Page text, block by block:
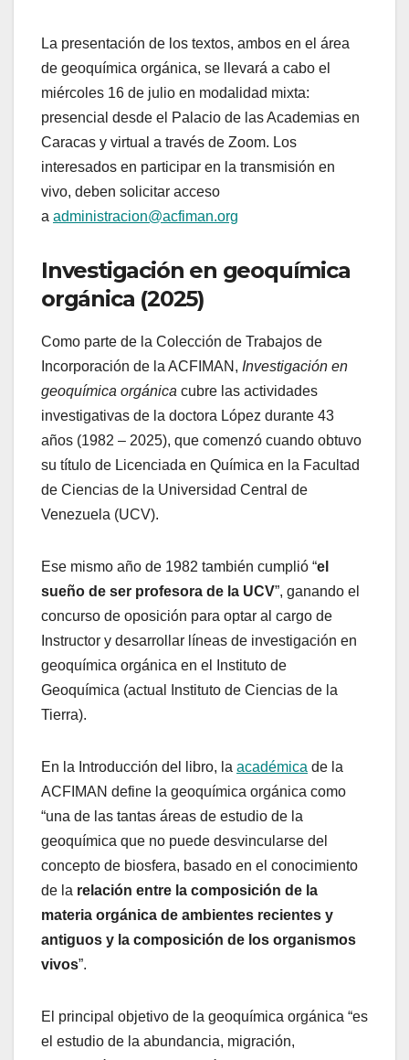
La presentación de los textos, ambos en el área
de geoquímica orgánica, se llevará a cabo el
miércoles 16 de julio en modalidad mixta:
presencial desde el Palacio de las Academias en
Caracas y virtual a través de Zoom. Los
interesados en participar en la transmisión en
vivo, deben solicitar acceso
a administracion@acfiman.org
Investigación en geoquímica
orgánica (2025)
Como parte de la Colección de Trabajos de
Incorporación de la ACFIMAN, Investigación en
geoquímica orgánica cubre las actividades
investigativas de la doctora López durante 43
años (1982 – 2025), que comenzó cuando obtuvo
su título de Licenciada en Química en la Facultad
de Ciencias de la Universidad Central de
Venezuela (UCV).
Ese mismo año de 1982 también cumplió “el
sueño de ser profesora de la UCV”, ganando el
concurso de oposición para optar al cargo de
Instructor y desarrollar líneas de investigación en
geoquímica orgánica en el Instituto de
Geoquímica (actual Instituto de Ciencias de la
Tierra).
En la Introducción del libro, la académica de la
ACFIMAN define la geoquímica orgánica como
“una de las tantas áreas de estudio de la
geoquímica que no puede desvincularse del
concepto de biosfera, basado en el conocimiento
de la relación entre la composición de la
materia orgánica de ambientes recientes y
antiguos y la composición de los organismos
vivos”.
El principal objetivo de la geoquímica orgánica “es
el estudio de la abundancia, migración,